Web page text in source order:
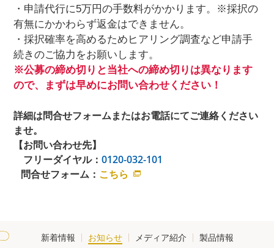
・申請代行に5万円の手数料がかかります。※採択の
有無にかかわらず返金はできません。
・採択確率を高めるためヒアリング調査など申請手
続きのご協力をお願いします。
※公募の締め切りと当社への締め切りは異なります
ので、まずは早めにお問い合わせください！
詳細は問合せフォームまたはお電話にてご連絡ください
ませ。
【お問い合わせ先】
フリーダイヤル：0120-032-101
問合せフォーム： こちら
新着情報 お知らせ メディア紹介 製品情報